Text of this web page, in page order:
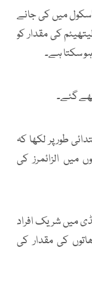
اسکول میں کی جانے
کی مقدار کو
ہو سکتا ہے۔
گئے۔
طور پر لکھا کہ
میں الزائمرز کی
میں شریک افراد
کی مقدار کی